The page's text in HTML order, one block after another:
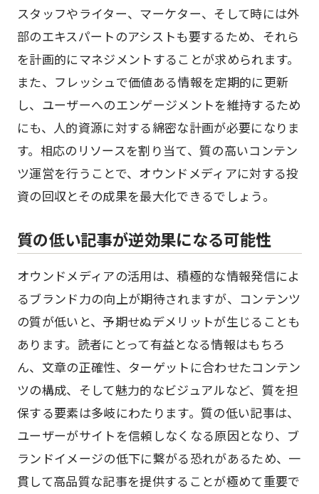
スタッフやライター、マーケター、そして時には外
部のエキスパートのアシストも要するため、それら
を計画的にマネジメントすることが求められます。
また、フレッシュで価値ある情報を定期的に更新
し、ユーザーへのエンゲージメントを維持するため
にも、人的資源に対する綿密な計画が必要になりま
す。相応のリソースを割り当て、質の高いコンテン
ツ運営を行うことで、オウンドメディアに対する投
資の回収とその成果を最大化できるでしょう。
質の低い記事が逆効果になる可能性
オウンドメディアの活用は、積極的な情報発信によ
るブランド力の向上が期待されますが、コンテンツ
の質が低いと、予期せぬデメリットが生じることも
あります。読者にとって有益となる情報はもちろ
ん、文章の正確性、ターゲットに合わせたコンテン
ツの構成、そして魅力的なビジュアルなど、質を担
保する要素は多岐にわたります。質の低い記事は、
ユーザーがサイトを信頼しなくなる原因となり、ブ
ランドイメージの低下に繋がる恐れがあるため、一
貫して高品質な記事を提供することが極めて重要で